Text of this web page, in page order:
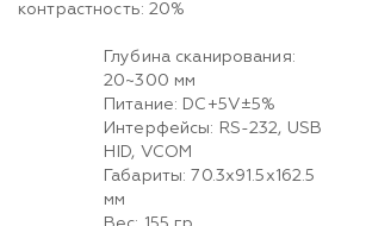
контрастность: 20%
Глубина сканирования:
20~300 мм
Питание: DC+5V±5%
Интерфейсы: RS-232, USB
HID, VCOM
Габариты: 70.3x91.5x162.5
мм